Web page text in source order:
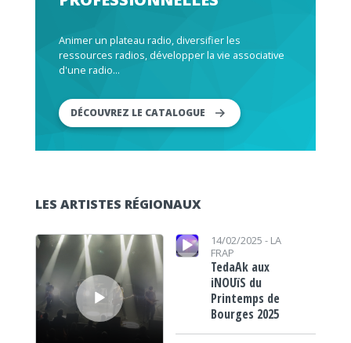
Animer un plateau radio, diversifier les
ressources radios, développer la vie associative
d'une radio...
DÉCOUVREZ LE CATALOGUE
LES ARTISTES RÉGIONAUX
Lecteur audio
Lecteur audio 14/02/2025 - LA
FRAP
TedaAk aux
iNOUïS du
Printemps de
Bourges 2025